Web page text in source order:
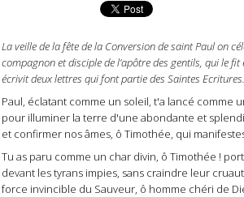
La veille de la fête de la Conversion de saint Paul on
compagnon et disciple de l’apôtre des gentils, qui le fit
écrivit deux lettres qui font partie des Saintes Ecritures.
Paul, éclatant comme un soleil, t'a lancé comme
pour illuminer la terre d'une abondante et
et confirmer nos âmes, ô Timothée, qui
Tu as paru comme un char divin, ô Timothée !
devant les tyrans impies, sans craindre leur
force invincible du Sauveur, ô homme chéri de